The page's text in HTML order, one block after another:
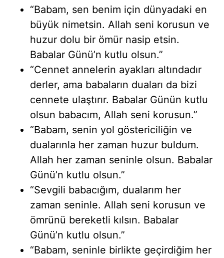
“Babam, sen benim için dünyadaki en
büyük nimetsin. Allah seni korusun ve
huzur dolu bir ömür nasip etsin.
Babalar Günü’n kutlu olsun.”
“Cennet annelerin ayakları altındadır
derler, ama babaların duaları da bizi
cennete ulaştırır. Babalar Günün kutlu
olsun babacım, Allah seni korusun.”
“Babam, senin yol göstericiliğin ve
dualarınla her zaman huzur buldum.
Allah her zaman seninle olsun. Babalar
Günü’n kutlu olsun.”
“Sevgili babacığım, dualarım her
zaman seninle. Allah seni korusun ve
ömrünü bereketli kılsın. Babalar
Günü’n kutlu olsun.”
“Babam, seninle birlikte geçirdiğim her